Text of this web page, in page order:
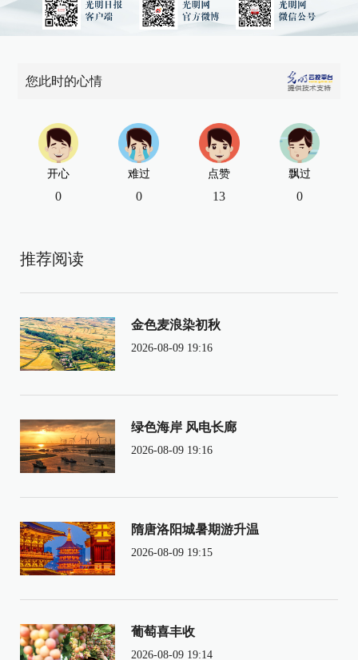
您此时的心情
开心
0
难过
0
点赞
13
飘过
0
推荐阅读
金色麦浪染初秋
2026-08-09 19:16
绿色海岸 风电长廊
2026-08-09 19:16
隋唐洛阳城暑期游升温
2026-08-09 19:15
葡萄喜丰收
2026-08-09 19:14